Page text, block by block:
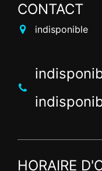
CONTACT
indisponible
HORAIRE